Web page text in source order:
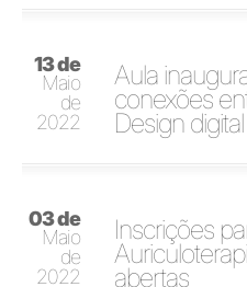
13 de
Maio
de
2022
Aula
conexões
Design digital
03 de
Maio
de
2022
Inscrições
abertas